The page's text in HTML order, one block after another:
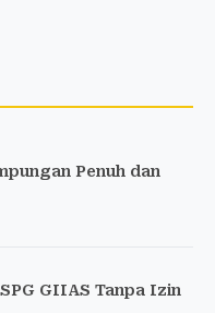
Penuh dan
GIIAS Tanpa Izin